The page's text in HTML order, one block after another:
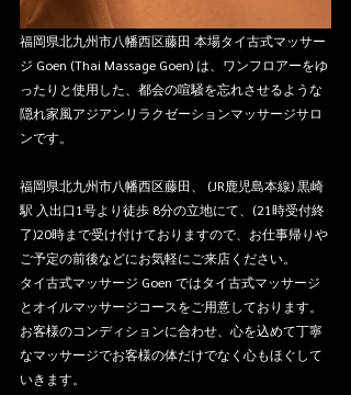
福岡県北九州市八幡西区藤田 本場タイ古式マッサー
ジ Goen (Thai Massage Goen) は、ワンフロアーをゆ
ったりと使用した、都会の喧騒を忘れさせるような
隠れ家風アジアンリラクゼーションマッサージサロ
ンです。
福岡県北九州市八幡西区藤田、 (JR鹿児島本線) 黒崎
駅 入出口1号より徒歩 8分の立地にて、(21時受付終
了)20時まで受け付けておりますので、お仕事帰りや
ご予定の前後などにお気軽にご来店ください。
タイ古式マッサージ Goen ではタイ古式マッサージ
とオイルマッサージコースをご用意しております。
お客様のコンディションに合わせ、心を込めて丁寧
なマッサージでお客様の体だけでなく心もほぐして
いきます。